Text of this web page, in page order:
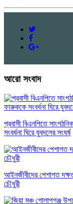
আরো সংবাদ
প্রবাসী বিএনপিতে
সংবর্ধনা ঘিরে যুবদলের সংঘর্ষ
আইনজীবীদের পেশাগত
চৌধুরী